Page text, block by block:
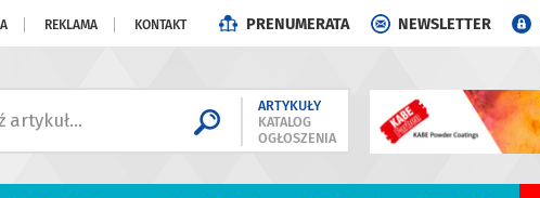
REKLAMA KONTAKT PRENUMERATA NEWSLETTER
ARTYKUŁY
KATALOG
OGŁOSZENIA